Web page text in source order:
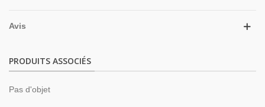
Avis
PRODUITS ASSOCIÉS
Pas d'objet